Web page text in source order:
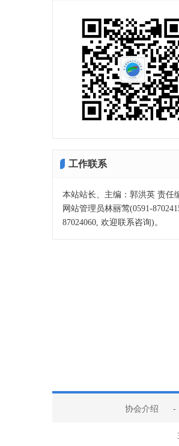
工作联系
本站站长、主编：郭洪英 责任
网站管理员林丽莺(0591-
87024060, 欢迎联系咨询)。
协会介绍 -